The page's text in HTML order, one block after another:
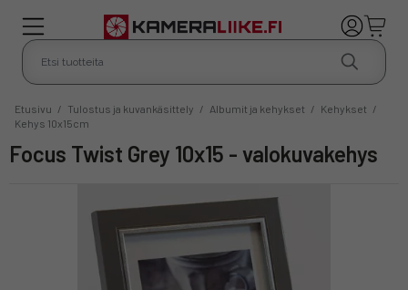
Etusivu / Tulostus ja kuvankäsittely / Albumit ja kehykset / Kehykset /
Kehys 10x15cm
Focus Twist Grey 10x15 - valokuvakehys